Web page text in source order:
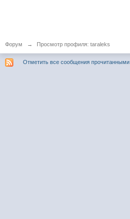
Форум → Просмотр профиля: taraleks
Отметить все сообщения прочитанными